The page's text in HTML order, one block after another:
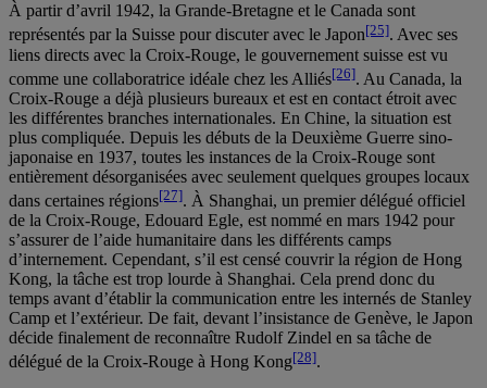
À partir d’avril 1942, la Grande-Bretagne et le Canada sont
représentés par la Suisse pour discuter avec le Japon[25]. Avec ses
liens directs avec la Croix-Rouge, le gouvernement suisse est vu
comme une collaboratrice idéale chez les Alliés[26]. Au Canada, la
Croix-Rouge a déjà plusieurs bureaux et est en contact étroit avec
les différentes branches internationales. En Chine, la situation est
plus compliquée. Depuis les débuts de la Deuxième Guerre sino-
japonaise en 1937, toutes les instances de la Croix-Rouge sont
entièrement désorganisées avec seulement quelques groupes locaux
dans certaines régions[27]. À Shanghai, un premier délégué officiel
de la Croix-Rouge, Edouard Egle, est nommé en mars 1942 pour
s’assurer de l’aide humanitaire dans les différents camps
d’internement. Cependant, s’il est censé couvrir la région de Hong
Kong, la tâche est trop lourde à Shanghai. Cela prend donc du
temps avant d’établir la communication entre les internés de Stanley
Camp et l’extérieur. De fait, devant l’insistance de Genève, le Japon
décide finalement de reconnaître Rudolf Zindel en sa tâche de
délégué de la Croix-Rouge à Hong Kong[28].